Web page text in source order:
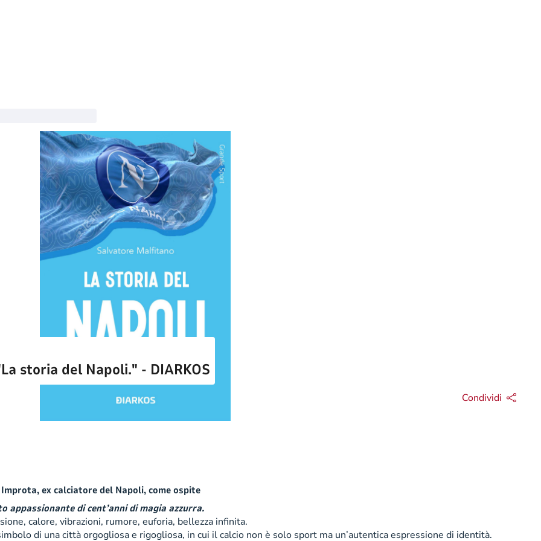
storia del Napoli." - DIARKOS
Condividi
ex calciatore del Napoli, come ospite
appassionante di cent’anni di magia azzurra.
calore, vibrazioni, rumore, euforia, bellezza infinita.
di una città orgogliosa e rigogliosa, in cui il calcio non è solo sport ma un’autentica espressione di identità.